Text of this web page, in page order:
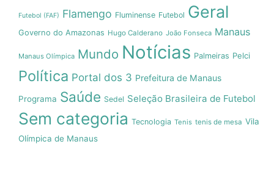
Futebol (FAF) Flamengo Fluminense Futebol Geral
Governo do Amazonas Hugo Calderano João Fonseca Manaus
Manaus Olímpica Mundo Notícias Palmeiras Pelci
Política Portal dos 3 Prefeitura de Manaus
Programa Saúde Sedel Seleção Brasileira de Futebol
Sem categoria Tecnologia Tenis tenis de mesa Vila
Olímpica de Manaus